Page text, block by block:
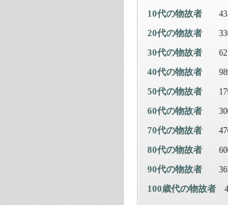
10代の物故者
20代の物故者
30代の物故者
40代の物故者
50代の物故者
60代の物故者
70代の物故者
80代の物故者
90代の物故者
100歳代の物故者